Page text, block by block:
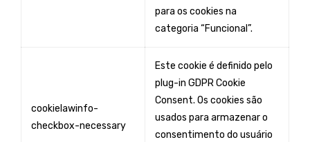
para os cookies na
categoria “Funcional”.
cookielawinfo-
checkbox-necessary
Este cookie é definido pelo
plug-in GDPR Cookie
Consent. Os cookies são
usados ​​para armazenar o
consentimento do usuário